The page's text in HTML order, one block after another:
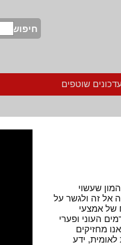
חיפוש
שוטפים
שעשוי
זה ולגשר על
אמצעי
ופערי
ידע